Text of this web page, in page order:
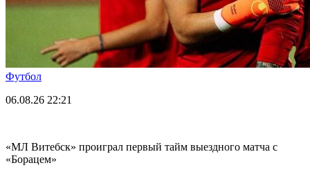
Футбол
06.08.26 22:21
«МЛ Витебск» проиграл первый тайм выездного матча с
«Борацем»